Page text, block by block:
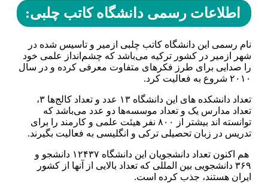
اطلاعات رسمی دانشگاه کاتب چلبی:
نام رسمی این دانشگاه کاتب چلبی ازمیر و تاسیس شده در
شهر ازمیر در کشور ترکیه می‌باشد که چشم‌انداز علمی خود
را صدایی برای طرز فکر‌های متفاوت معرفی کرده و در سال
۲۰۱۰ شروع به فعالیت کرد.
تعداد دانشکده‌ های این دانشگاه ۱۳ عدد و تعداد کالج‌ها ۳،
تعداد مدارس یک و تعداد موسسه‌ها دو عدد می‌باشد که
توانسته‌ اند بیشتر از ۸۰۰ نفر هیئت علمی و کارمند را برای
تدریس در زبان تحصیلی ترکی و انگلیسی به فعالیت بگیرند.
هم اکنون تعداد دانشجویان این دانشگاه ۱۲۴۳۷ دانشجو و
۳۶۹ دانشجویی بین‌ المللی که تعداد بالایی از آنها از کشور
ایران هستند، جذب کرده است.